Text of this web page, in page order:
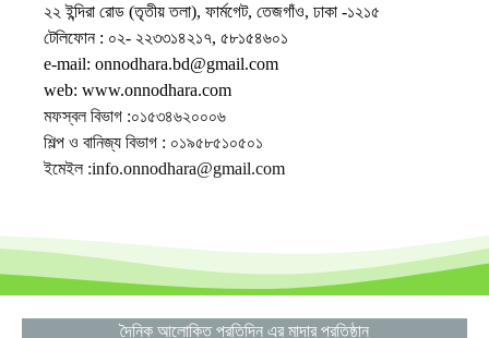
২২ ইন্দিরা রোড (তৃতীয় তলা), ফার্মগেট, তেজগাঁও, ঢাকা -১২১৫
টেলিফোন : ০২- ২২৩৩১৪২১৭, ৫৮১৫৪৬০১
e-mail: onnodhara.bd@gmail.com
web: www.onnodhara.com
মফস্বল বিভাগ :০১৫৩৪৬২০০০৬
শিল্প ও বানিজ্য বিভাগ : ০১৯৫৮৫১০৫০১
ইমেইল :info.onnodhara@gmail.com
দৈনিক আলোকিত প্রতিদিন এর মাদার প্রতিষ্ঠান